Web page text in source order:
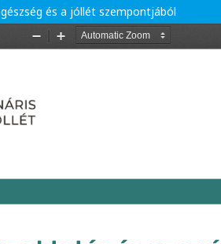
és a jóllét szempontjából